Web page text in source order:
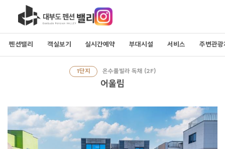
펜션밸리 객실보기 실시간예약 부대시설 서비스 주변관광
1단지 온수풀빌라 독채 (2F)
어울림